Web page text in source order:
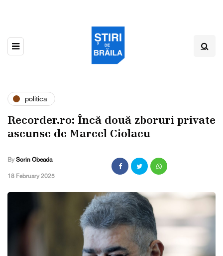
politica
Recorder.ro: Încă două zboruri private
ascunse de Marcel Ciolacu
By Sorin Obeada
,18 February 2025